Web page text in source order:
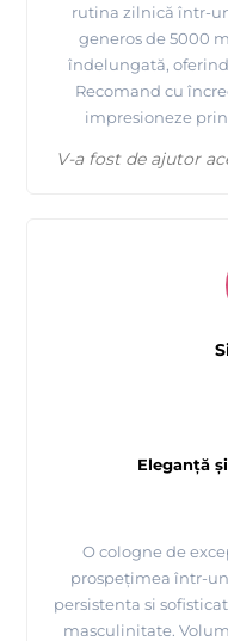
rutina zilnică într-
generos de 5000
îndelungată,
Recomand cu
impresioneze
V-a fost de ajutor
Eleganță
O cologne de
prospețimea într-
persistenta si
masculinitate.